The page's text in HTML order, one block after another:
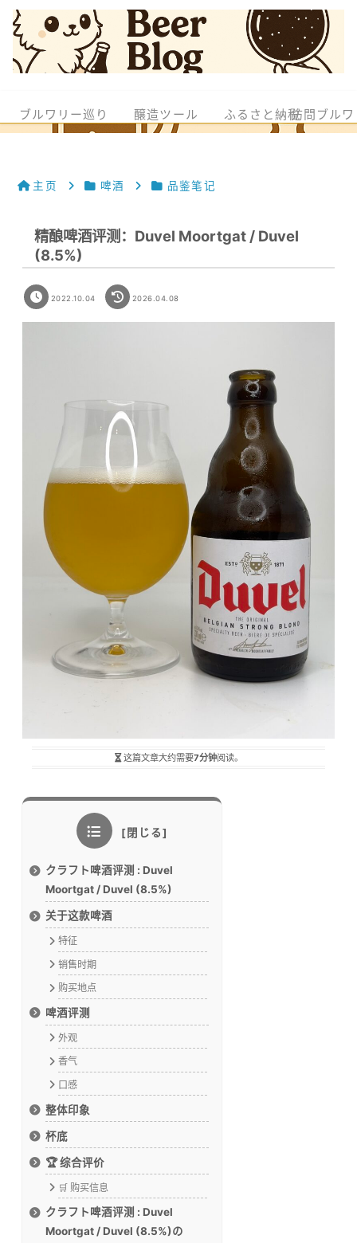
ブルワリー巡り 醸造ツール ふるさと納税訪問ブル
主页 啤酒 品鉴笔记
精酿啤酒评测：Duvel Moortgat / Duvel
(8.5%)
2022.10.04 2026.04.08
这篇文章大约需要7分钟阅读。
クラフト啤酒评测 : Duvel
Moortgat / Duvel (8.5%)
关于这款啤酒
特征
销售时期
购买地点
啤酒评测
外观
香气
口感
整体印象
杯底
🏆 综合评价
🛒 购买信息
クラフト啤酒评测 : Duvel
Moortgat / Duvel (8.5%)の